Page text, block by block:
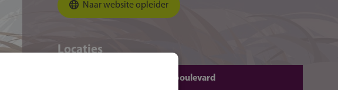
Naar website opleider
Locaties
GRONINGEN, Boumaboulevard